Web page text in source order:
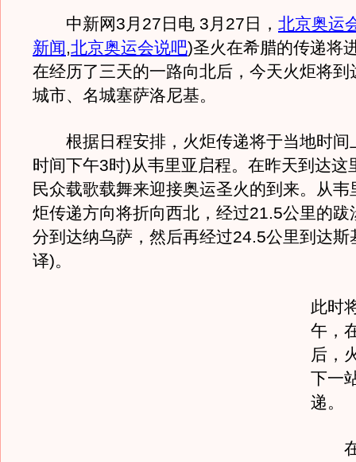
中新网3月27日电 3月27日， 北京奥运
新闻,北京奥运会说吧)圣火在希腊的传递将
在经历了三天的一路向北后，今天火炬将到
城市、名城塞萨洛尼基。
根据日程安排，火炬传递将于当地时间
时间下午3时)从韦里亚启程。在昨天到达这
民众载歌载舞来迎接奥运圣火的到来。从韦
炬传递方向将折向西北，经过21.5公里的跋
分到达纳乌萨，然后再经过24.5公里到达斯
译)。
此时
午，
后，
下一
递。
在